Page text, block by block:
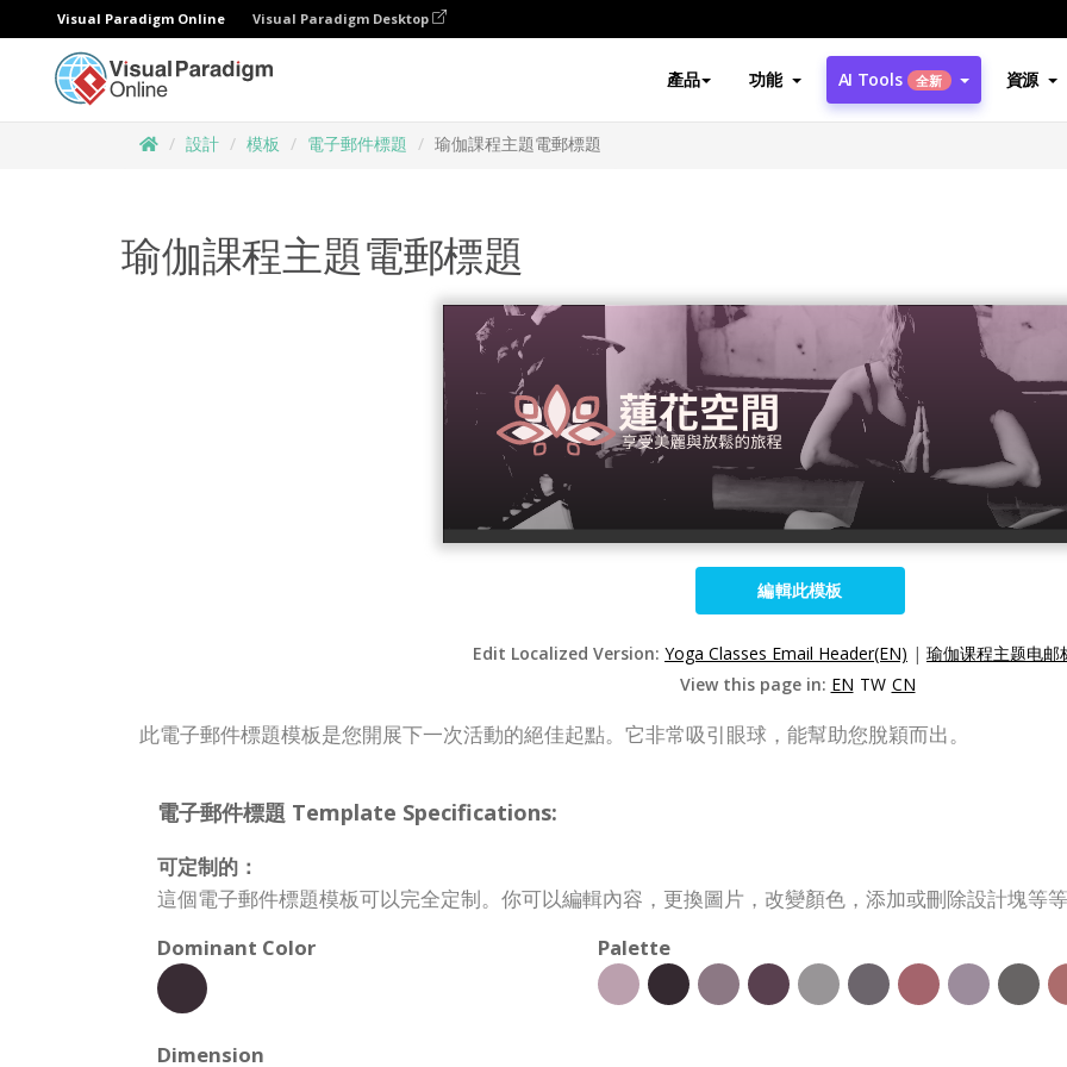
Visual Paradigm Online Visual Paradigm Desktop
產品 功能 AI Tools 全新 資源
設計 模板 電子郵件標題 瑜伽課程主題電郵標題
瑜伽課程主題電郵標題
編輯此模板
Edit Localized Version: Yoga Classes Email Header(EN) | 瑜伽课程主题电邮
View this page in: EN TW CN
此電子郵件標題模板是您開展下一次活動的絕佳起點。它非常吸引眼球，能幫助您脫穎而出。
電子郵件標題 Template Specifications:
可定制的：
這個電子郵件標題模板可以完全定制。你可以編輯內容，更換圖片，改變顏色，添加或刪除設計塊等等
Dominant Color
Palette
Dimension